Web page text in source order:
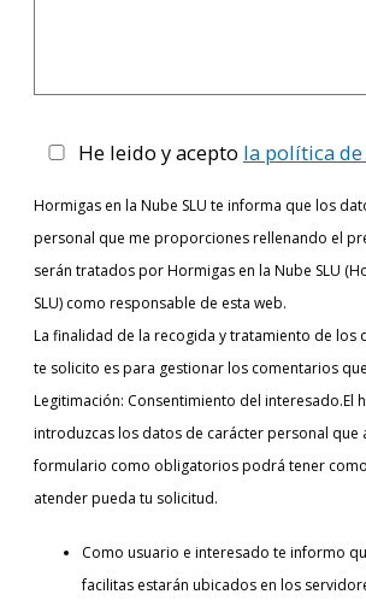
He leido y acepto la política
Hormigas en la Nube SLU te informa que los
personal que me proporciones rellenando el
serán tratados por Hormigas en la Nube SLU
SLU) como responsable de esta web.
La finalidad de la recogida y tratamiento de los
te solicito es para gestionar los comentarios
Legitimación: Consentimiento del interesado.El
introduzcas los datos de carácter personal que
formulario como obligatorios podrá tener
atender pueda tu solicitud.
Como usuario e interesado te informo
facilitas estarán ubicados en los